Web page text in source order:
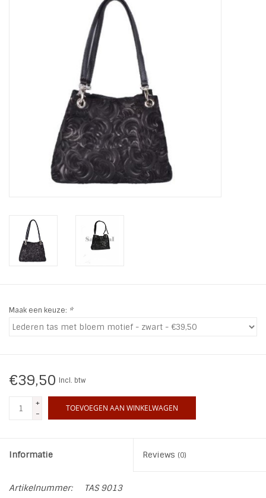
ON THE BEACH
Charmin*s
LIFESTYLE PRODUCTEN
SALE
Maak een keuze: *
€39,50 Incl. btw
+
-
TOEVOEGEN AAN WINKELWAGEN
Informatie Reviews (0)
Artikelnummer:
TAS 9013